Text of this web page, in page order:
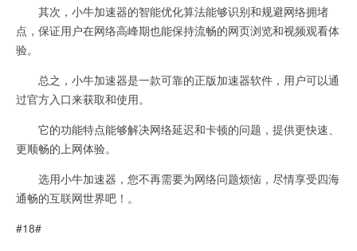
其次，小牛加速器的智能优化算法能够识别和规避网络拥堵
点，保证用户在网络高峰期也能保持流畅的网页浏览和视频观看体
验。
总之，小牛加速器是一款可靠的正版加速器软件，用户可以通
过官方入口来获取和使用。
它的功能特点能够解决网络延迟和卡顿的问题，提供更快速、
更顺畅的上网体验。
选用小牛加速器，您不再需要为网络问题烦恼，尽情享受四海
通畅的互联网世界吧！。
#18#